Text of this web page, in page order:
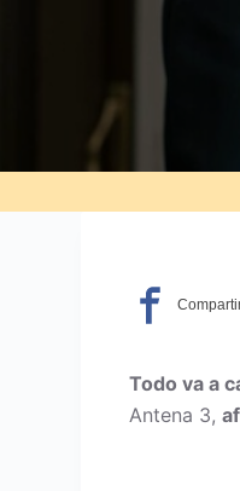
Todo va a
Antena 3,